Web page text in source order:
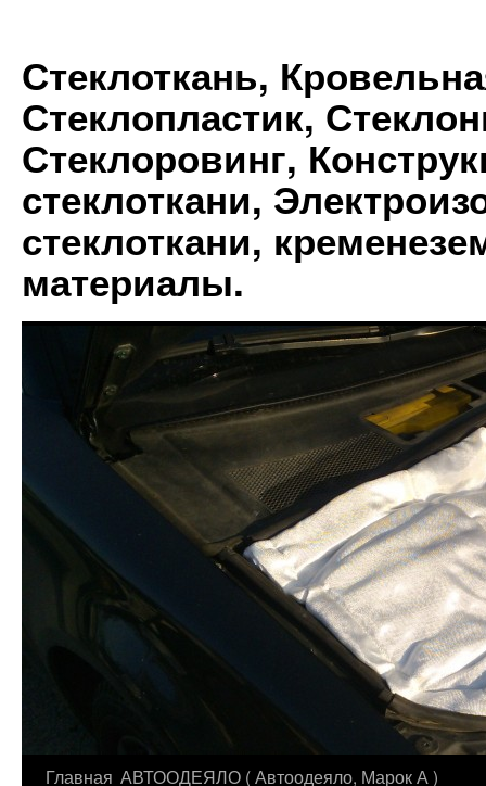
Стеклоткань,
Стеклопластик,
Стеклоровинг,
стеклоткани,
стеклоткани,
материалы.
Перейти
Главная АВТООДЕЯЛО ( Автоодеяло, Марок А )